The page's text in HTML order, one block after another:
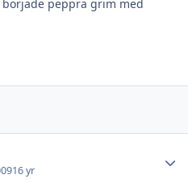
peppra grim med
16 yr